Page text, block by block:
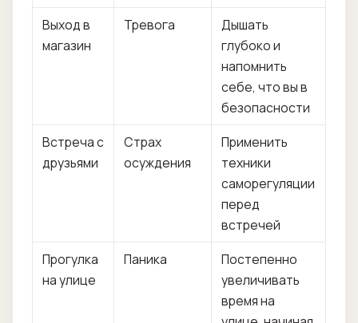
Выход в
магазин
Тревога
Дышать
глубоко и
напомнить
себе, что вы в
безопасности
Встреча с
друзьями
Страх
осуждения
Применить
техники
саморегуляции
перед
встречей
Прогулка
на улице
Паника
Постепенно
увеличивать
время на